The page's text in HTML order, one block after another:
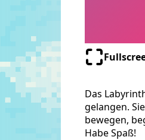
Das
gelangen.
bewegen,
Habe Spaß!